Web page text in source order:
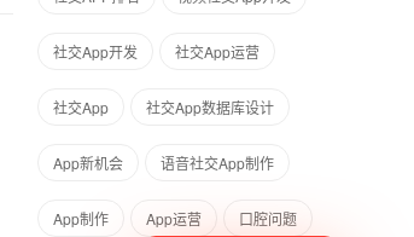
社交App开发 社交App运营
社交App 社交App数据库设计
App新机会 语音社交App制作
App制作 App运营 口腔问题